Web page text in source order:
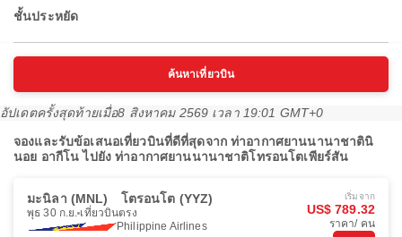
ชั้นประหยัด
ค้นหาเที่ยวบิน
อัปเดตครั้งสุดท้ายเมื่อ8 สิงหาคม 2569 เวลา 19:01 GMT+0
จองและรับข้อเสนอเที่ยวบินที่ดีที่สุดจาก ท่าอากาศยานนานาชาตินิ
นอย อากีโน ไปยัง ท่าอากาศยานนานาชาติโทรอนโตเพียร์สัน
มะนิลา (MNL) โตรอนโต (YYZ)
พุธ 30 ก.ย. เที่ยวบินตรง
Philippine Airlines
เริ่มจาก
US$ 789.32
ราคา/ คน